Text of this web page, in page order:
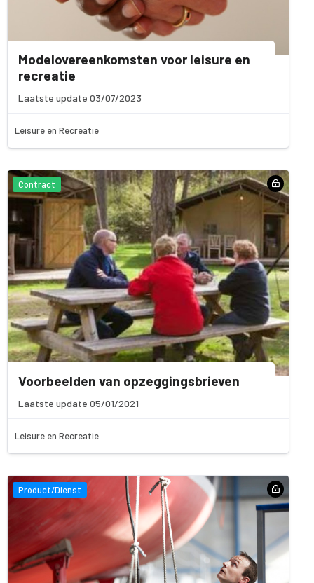
Modelovereenkomsten voor leisure en
recreatie
Laatste update 03/07/2023
Leisure en Recreatie
Contract
Voorbeelden van opzeggingsbrieven
Laatste update 05/01/2021
Leisure en Recreatie
Product/Dienst